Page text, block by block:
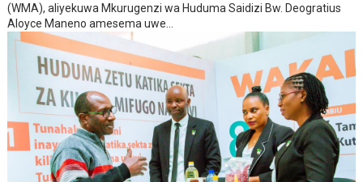
(WMA), aliyekuwa Mkurugenzi wa Huduma Saidizi Bw. Deogratius
Aloyce Maneno amesema uwe...